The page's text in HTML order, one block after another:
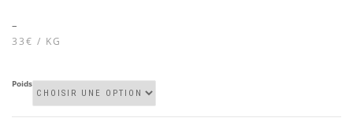
–
33€ / KG
Poids